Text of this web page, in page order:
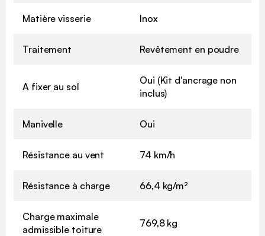
Matière visserie Inox
Traitement Revêtement en poudre
A fixer au sol
Oui (Kit d'ancrage non
inclus)
Manivelle Oui
Résistance au vent 74 km/h
Résistance à charge 66,4 kg/m²
Charge maximale
admissible toiture
769,8 kg